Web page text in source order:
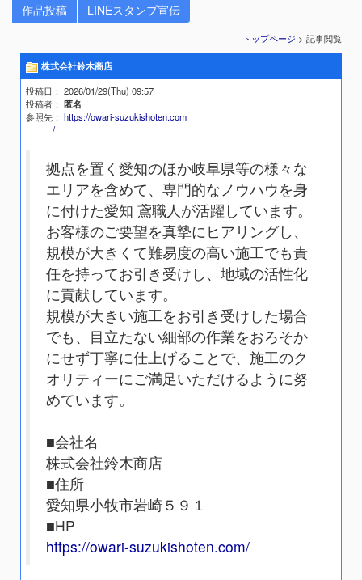
作品投稿
LINEスタンプ宣伝
トップページ > 記事閲覧
株式会社鈴木商店
投稿日 ： 2026/01/29(Thu) 09:57
投稿者 ：匿名
参照先 ：https://owari-suzukishoten.com
/
拠点を置く愛知のほか岐阜県等の様々な
エリアを含めて、専門的なノウハウを身
に付けた愛知 鳶職人が活躍しています。
お客様のご要望を真摯にヒアリングし、
規模が大きくて難易度の高い施工でも責
任を持ってお引き受けし、地域の活性化
に貢献しています。
規模が大きい施工をお引き受けした場合
でも、目立たない細部の作業をおろそか
にせず丁寧に仕上げることで、施工のク
オリティーにご満足いただけるように努
めています。
■会社名
株式会社鈴木商店
■住所
愛知県小牧市岩崎５９１
■HP
https://owari-suzukishoten.com/